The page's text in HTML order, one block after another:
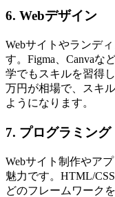
6. Webデザイン
Webサイトやランデ
す。Figma、Canvaな
学でもスキルを習得
万円が相場で、スキ
ようになります。
7. プログラミング
Webサイト制作やア
魅力です。HTML/
どのフレームワーク